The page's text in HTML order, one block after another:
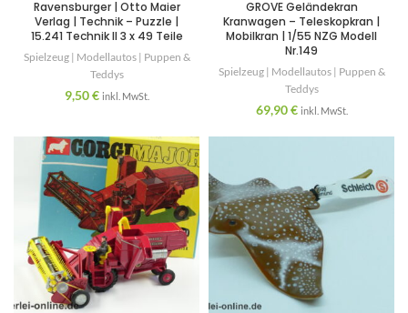
Ravensburger | Otto Maier
Verlag | Technik – Puzzle |
15.241 Technik II 3 x 49 Teile
Spielzeug | Modellautos | Puppen &
Teddys
9,50€ inkl. MwSt.
GROVE Geländekran
Kranwagen – Teleskopkran |
Mobilkran | 1/55 NZG Modell
Nr.149
Spielzeug | Modellautos | Puppen &
Teddys
69,90€ inkl. MwSt.